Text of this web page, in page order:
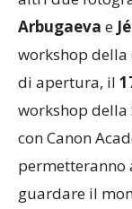
Arbugaeva e
workshop
di apertura, il
workshop della
con Canon
guardare il